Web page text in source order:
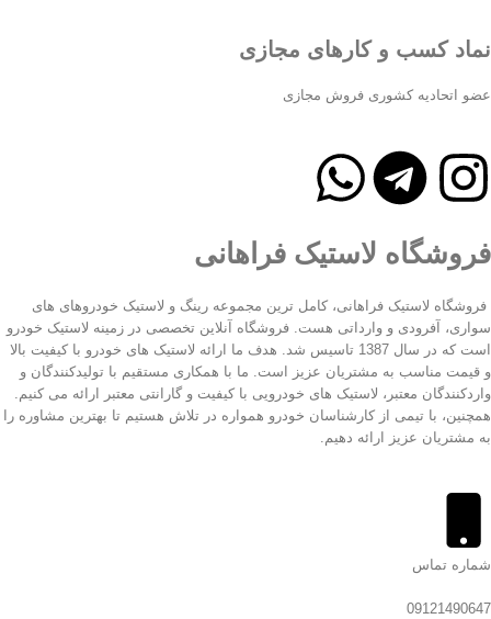
نماد کسب و کارهای مجازی
عضو اتحادیه کشوری فروش مجازی
فروشگاه لاستیک فراهانی
فروشگاه لاستیک فراهانی، کامل ترین مجموعه رینگ و لاستیک خودروهای های
سواری، آفرودی و وارداتی هست. فروشگاه آنلاین تخصصی در زمینه لاستیک خودرو
است که در سال 1387 تاسیس شد. هدف ما ارائه لاستیک های خودرو با کیفیت بالا
و قیمت مناسب به مشتریان عزیز است. ما با همکاری مستقیم با تولیدکنندگان و
واردکنندگان معتبر، لاستیک های خودرویی با کیفیت و گارانتی معتبر ارائه می کنیم.
همچنین، با تیمی از کارشناسان خودرو همواره در تلاش هستیم تا بهترین مشاوره را
به مشتریان عزیز ارائه دهیم.
شماره تماس
09121490647